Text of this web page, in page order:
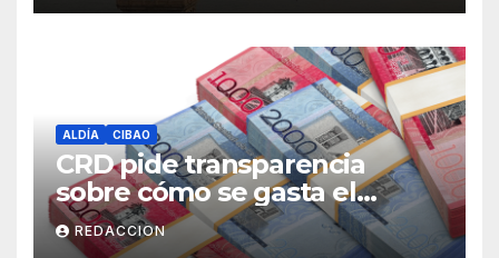
ALDÍA CIBAO
CRD pide transparencia
sobre cómo se gasta el
dinero del Seguro Familiar de
Salud
REDACCION